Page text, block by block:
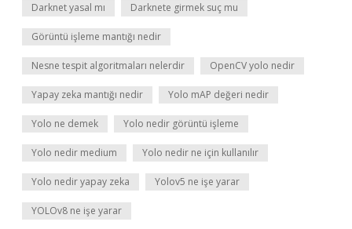
Darknet yasal mı Darknete girmek suç mu
Görüntü işleme mantığı nedir
Nesne tespit algoritmaları nelerdir OpenCV yolo nedir
Yapay zeka mantığı nedir Yolo mAP değeri nedir
Yolo ne demek Yolo nedir görüntü işleme
Yolo nedir medium Yolo nedir ne için kullanılır
Yolo nedir yapay zeka Yolov5 ne işe yarar
YOLOv8 ne işe yarar